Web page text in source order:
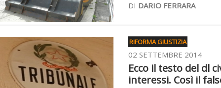
DI DARIO FERRARA
RIFORMA GIUSTIZIA
02 SETTEMBRE 2014
Ecco il testo del dl
interessi. Così il